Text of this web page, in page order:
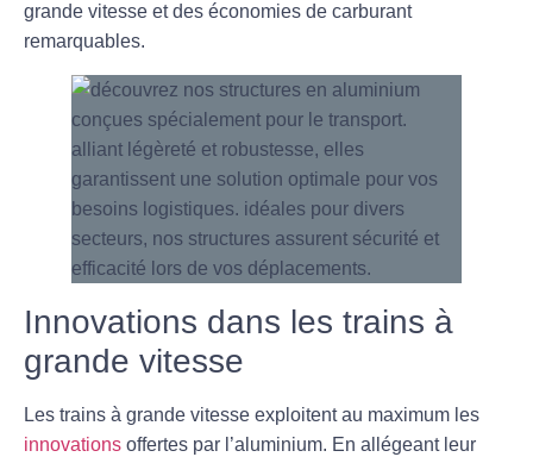
grande vitesse et des économies de carburant
remarquables.
Innovations dans les trains à
grande vitesse
Les trains à grande vitesse exploitent au maximum les
innovations offertes par l’aluminium. En allégeant leur